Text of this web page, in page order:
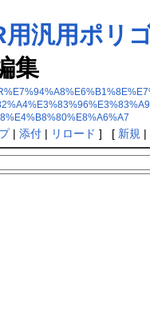
汎用ポリ
集
| 添付| リロード ] [ 新規 |